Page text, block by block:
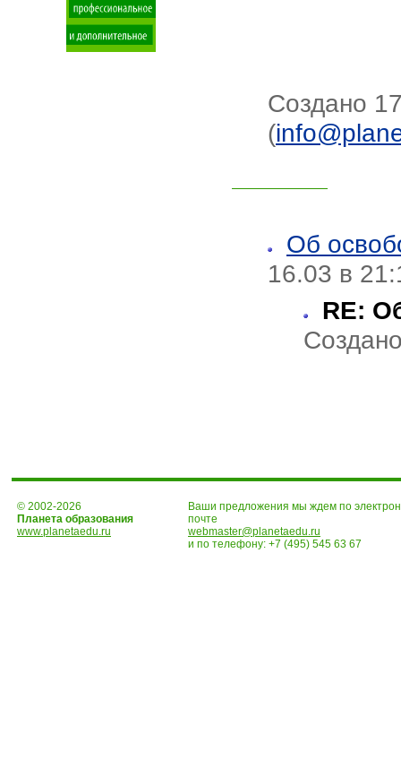
Создано
(
Об
16.03 в
RE:
© 2002-2026
Планета образования
www.planetaedu.ru
Ваши предложения мы ждем по
почте
webmaster@planetaedu.ru
и по телефону: +7 (495) 545 63 67